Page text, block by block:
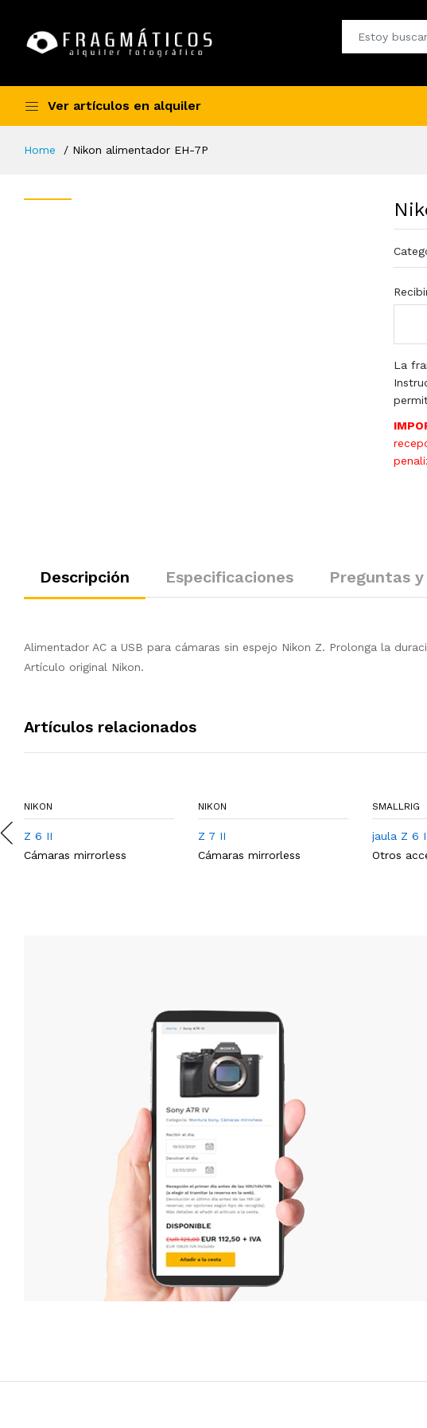
Ver artículos en alquiler
Home Nikon alimentador EH-7P
La
Descripción Especificaciones Preguntas
Alimentador AC a USB para cámaras sin espejo Nikon Z. Prolonga la
Artículo original Nikon.
Artículos relacionados
NIKON
Z 6 II
Cámaras mirrorless
NIKON
Z 7 II
Cámaras mirrorless
SMALLRIG
jaula Z 6
Otros